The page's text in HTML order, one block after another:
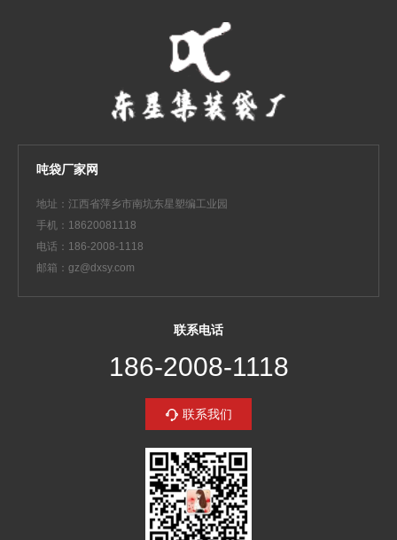
吨袋厂家网
地址：江西省萍乡市南坑东星塑编工业园
手机：18620081118
电话：186-2008-1118
邮箱：gz@dxsy.com
联系电话
186-2008-1118
联系我们